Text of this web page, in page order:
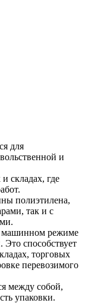
для
и
складах, где
полиэтилена,
так и с
машинном режиме
Это способствует
торговых
перевозимого
между собой,
упаковки.